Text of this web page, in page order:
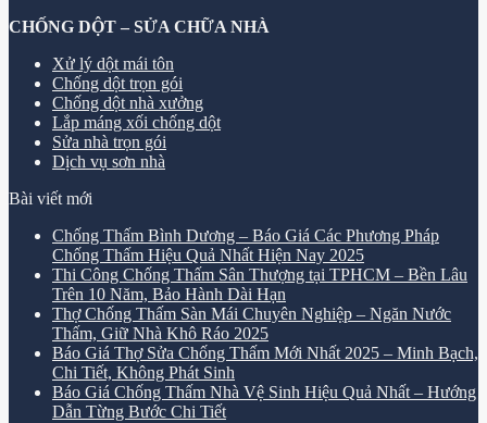
CHỐNG DỘT – SỬA CHỮA NHÀ
Xử lý dột mái tôn
Chống dột trọn gói
Chống dột nhà xưởng
Lắp máng xối chống dột
Sửa nhà trọn gói
Dịch vụ sơn nhà
Bài viết mới
Chống Thấm Bình Dương – Báo Giá Các Phương Pháp
Chống Thấm Hiệu Quả Nhất Hiện Nay 2025
Thi Công Chống Thấm Sân Thượng tại TPHCM – Bền Lâu
Trên 10 Năm, Bảo Hành Dài Hạn
Thợ Chống Thấm Sàn Mái Chuyên Nghiệp – Ngăn Nước
Thấm, Giữ Nhà Khô Ráo 2025
Báo Giá Thợ Sửa Chống Thấm Mới Nhất 2025 – Minh Bạch,
Chi Tiết, Không Phát Sinh
Báo Giá Chống Thấm Nhà Vệ Sinh Hiệu Quả Nhất – Hướng
Dẫn Từng Bước Chi Tiết